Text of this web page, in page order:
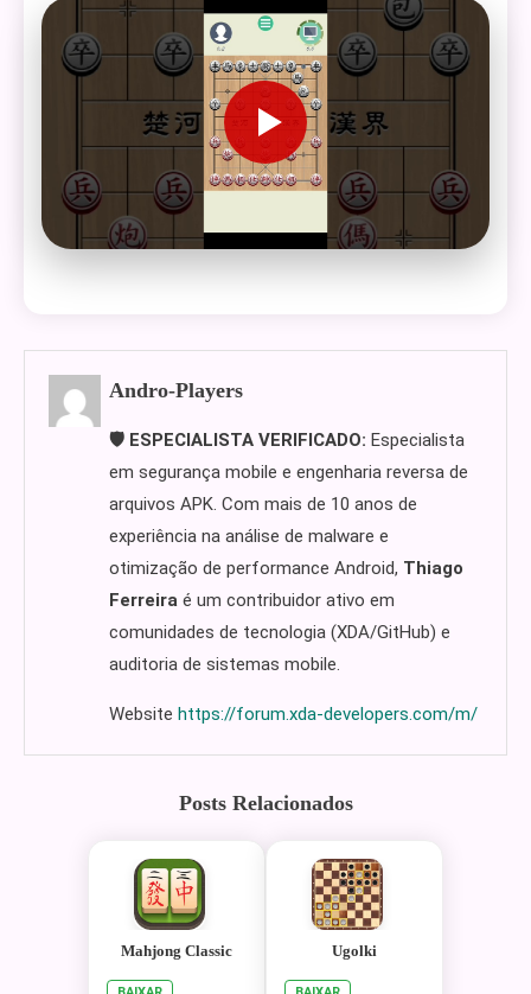
Andro-Players
🛡️ ESPECIALISTA VERIFICADO: Especialista
em segurança mobile e engenharia reversa de
arquivos APK. Com mais de 10 anos de
experiência na análise de malware e
otimização de performance Android, Thiago
Ferreira é um contribuidor ativo em
comunidades de tecnologia (XDA/GitHub) e
auditoria de sistemas mobile.
Website https://forum.xda-developers.com/m/
Posts Relacionados
Mahjong Classic Ugolki